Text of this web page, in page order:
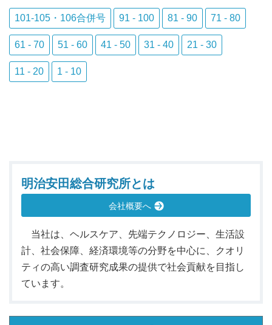
101-105・106合併号 91 - 100 81 - 90 71 - 80
61 - 70 51 - 60 41 - 50 31 - 40 21 - 30
11 - 20 1 - 10
明治安田総合研究所とは
会社概要へ
当社は、ヘルスケア、先端テクノロジー、生活設
計、社会保障、経済環境等の分野を中心に、クオリ
ティの高い調査研究成果の提供で社会貢献を目指し
ています。